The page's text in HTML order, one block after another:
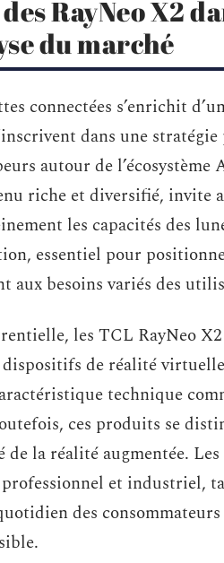
RayNeo X2
du marché
connectées s’enrichit
dans une
autour de
riche et diversifié, invite
les capacités des
essentiel pour
aux besoins variés des
les TCL RayNeo
dispositifs de réalité
technique
ces produits se
de la réalité augmentée.
professionnel et industriel,
des